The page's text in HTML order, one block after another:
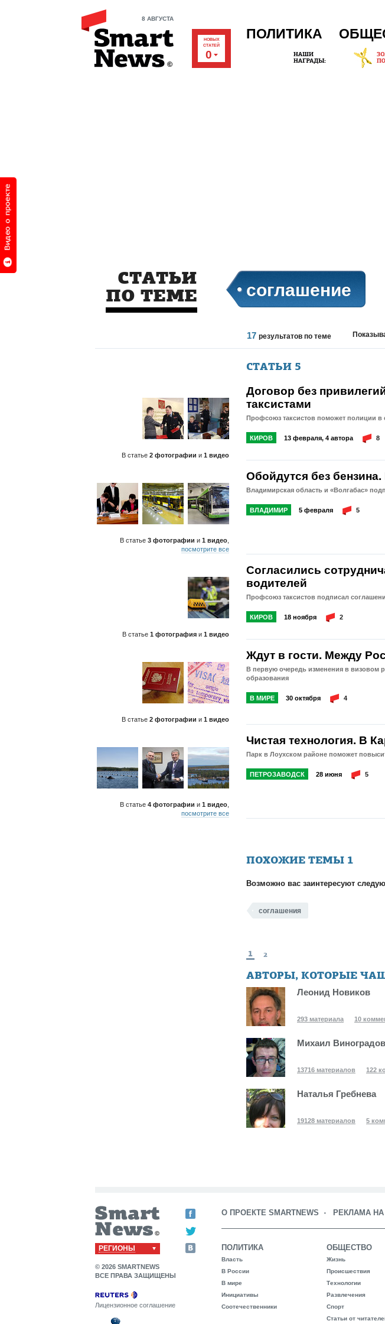
8 АВГУСТА
НОВЫХ
СТАТЕЙ
0
ПОЛИТИКА
СТАТЬИ
ПО ТЕМЕ
соглашение
17 результатов по теме
СТАТЬИ 5
В статье 2 фотографии и 1 видео
Договор без
таксистами
Профсоюз таксистов поможет полиции в
КИРОВ 13 февраля, 4 автора 8
В статье 3 фотографии и 1 видео
посмотрите все
Обойдутся без
Владимирская область и «Волгабас»
ВЛАДИМИР 5 февраля 5
В статье 1 фотография и 1 видео
Согласились
водителей
Профсоюз таксистов подписал
КИРОВ 18 ноября 2
В статье 2 фотографии и 1 видео
Ждут в гости. Между
В первую очередь изменения в визовом
образования
В МИРЕ 30 октября 4
В статье 4 фотографии и 1 видео
посмотрите все
Чистая технология. В
Парк в Лоухском районе поможет
ПЕТРОЗАВОДСК 28 июня 5
ПОХОЖИЕ ТЕМЫ 1
Возможно вас заинтересуют
соглашения
1 2
АВТОРЫ, КОТОРЫЕ
Леонид Новиков
293 материала 10
Михаил Виноградов
13716 материалов 122
Наталья Гребнева
19128 материалов 5
РЕГИОНЫ
© 2026 SMARTNEWS
ВСЕ ПРАВА ЗАЩИЩЕНЫ
Лицензионное соглашение
О ПРОЕКТЕ SMARTNEWS РЕКЛАМА
ПОЛИТИКА
Власть
В России
В мире
Инициативы
Соотечественники
ОБЩЕСТВО
Жизнь
Происшествия
Технологии
Развлечения
Спорт
Статьи от